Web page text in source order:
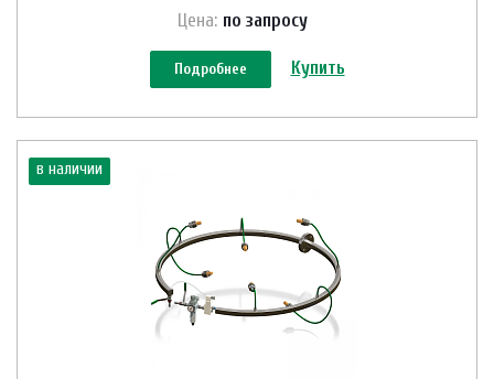
Цена: по запросу
Подробнее Купить
в наличии